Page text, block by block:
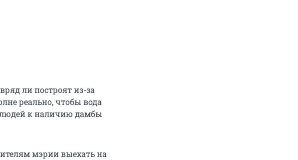
ли построят из-за
реально, чтобы вода
людей к наличию дамбы
мэрии выехать на